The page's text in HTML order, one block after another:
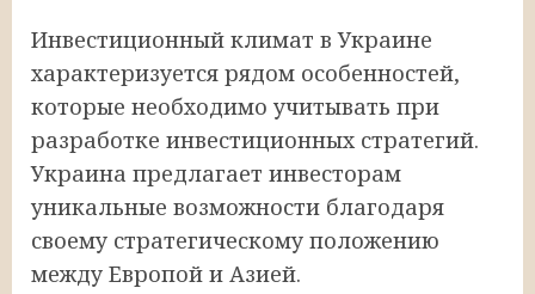
Инвестиционный климат в Украине
характеризуется рядом особенностей,
которые необходимо учитывать при
разработке инвестиционных стратегий.
Украина предлагает инвесторам
уникальные возможности благодаря
своему стратегическому положению
между Европой и Азией.